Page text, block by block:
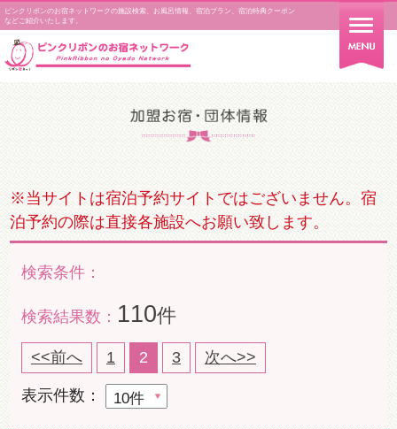
ピンクリボンのお宿ネットワークの施設検索、お風呂情報、宿泊プラン、宿泊特典クーポン
などご紹介いたします。
※当サイトは宿泊予約サイトではございません。宿
泊予約の際は直接各施設へお願い致します。
検索条件：
検索結果数： 110件
<<前へ 1 2 3 次へ>>
表示件数：